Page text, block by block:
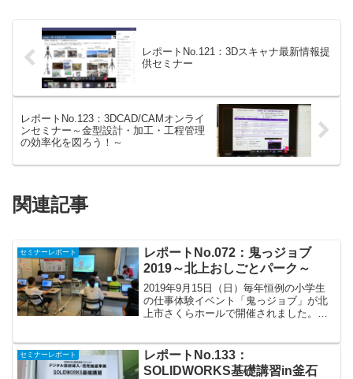
レポートNo.121：3Dスキャナ最新情報提
供セミナー
レポートNo.123：3DCAD/CAMオンライ
ンセミナー～金型設計・加工・工程管理
の効率化を図ろう！～
関連記事
セミナーレポート
レポートNo.072：鬼っジョブ
2019～北上おしごとパーク～
2019年9月15日（日）毎年恒例の小学生
の仕事体験イベント「鬼っジョブ」が北
上市さくらホールで開催されました。小
／銀行員／ケータイショップ／環境コー
ディネーター／コン...
セミナーレポート
レポートNo.133：
SOLIDWORKS基礎講習in釜石